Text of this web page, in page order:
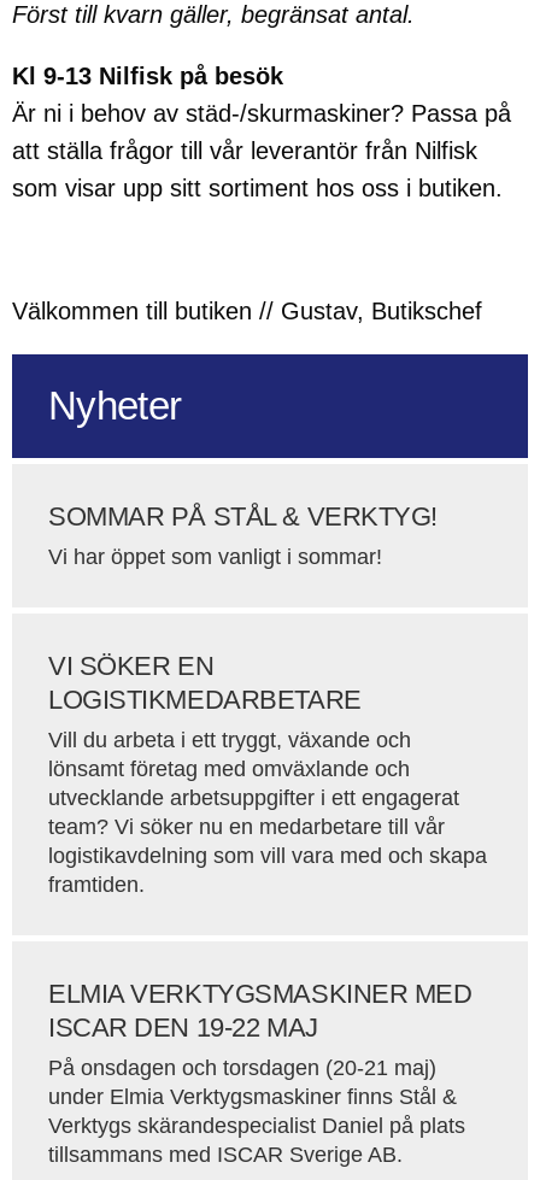
Först till kvarn gäller, begränsat antal.
Kl 9-13 Nilfisk på besök
Är ni i behov av städ-/skurmaskiner? Passa på
att ställa frågor till vår leverantör från Nilfisk
som visar upp sitt sortiment hos oss i butiken.
Välkommen till butiken // Gustav, Butikschef
Nyheter
SOMMAR PÅ STÅL & VERKTYG!
Vi har öppet som vanligt i sommar!
VI SÖKER EN
LOGISTIKMEDARBETARE
Vill du arbeta i ett tryggt, växande och
lönsamt företag med omväxlande och
utvecklande arbetsuppgifter i ett engagerat
team? Vi söker nu en medarbetare till vår
logistikavdelning som vill vara med och skapa
framtiden.
ELMIA VERKTYGSMASKINER MED
ISCAR DEN 19-22 MAJ
På onsdagen och torsdagen (20-21 maj)
under Elmia Verktygsmaskiner finns Stål &
Verktygs skärandespecialist Daniel på plats
tillsammans med ISCAR Sverige AB.